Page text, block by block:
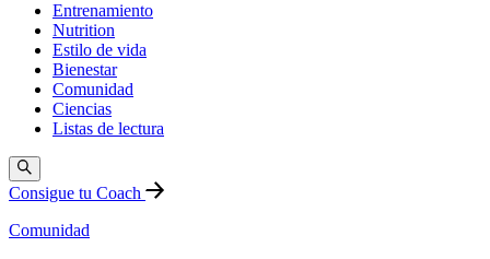
Entrenamiento
Nutrition
Estilo de vida
Bienestar
Comunidad
Ciencias
Listas de lectura
Consigue tu Coach
Comunidad